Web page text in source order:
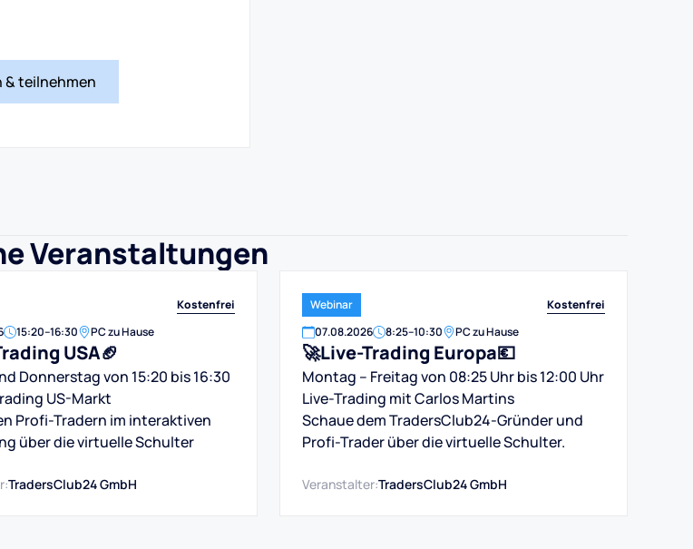
& teilnehmen
Veranstaltungen
Kostenfrei
15:20–16:30 PC zu Hause
USA🏈
Donnerstag von 15:20 bis 16:30
US-Markt
Profi-Tradern im interaktiven
über die virtuelle Schulter
TradersClub24 GmbH
Webinar
Kostenfrei
07.08.2026 8:25–10:30 PC zu Hause
🚀Live-Trading Europa💶
Montag – Freitag von 08:25 Uhr bis 12:00 Uhr
Live-Trading mit Carlos Martins
Schaue dem TradersClub24-Gründer und
Profi-Trader über die virtuelle Schulter.
Veranstalter:TradersClub24 GmbH